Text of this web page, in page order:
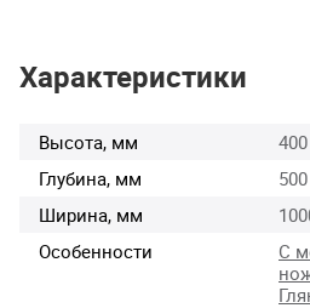
Характеристики
Высота, мм
400
Глубина, мм
500
Ширина, мм
Особенности
С